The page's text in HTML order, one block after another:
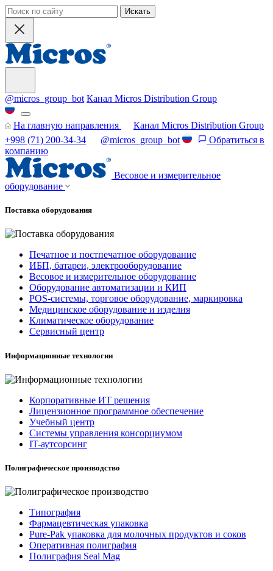
Искать
@micros_group_bot Канал Micros Distribution Group
На главную направления
Канал Micros Distribution Group
+998 (71) 200-34-34
@micros_group_bot
Обратиться в
компанию
Весовое и измерительное
оборудование
Поставка оборудования
Печатное и постпечатное оборудование
ИБП, батареи, электрооборудование
Весовое и измерительное оборудование
Оборудование автоматизации и КИП
POS-системы, торговое оборудование, маркировка
Медицинское оборудование и изделия
Климатическое оборудование
Сервисный центр
Информационные технологии
Корпоративные ИТ решения
Лицензионное программное обеспечение
Учебный центр
Системы управления консорциумом
IT-аутсорсинг
Полиграфическое производство
Типография
Фармацевтическая упаковка
Pure-Pak упаковка для молочных продуктов и соков
Оперативная полиграфия
Полиграфия Seal Mag